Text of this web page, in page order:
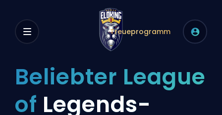
Treueprogramm
Beliebter League
of Legends-